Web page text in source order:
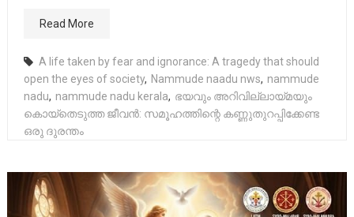
Read More
A life taken by fear and ignorance: A tragedy that should
open the eyes of society, Nammude naadu nws, nammude
nadu, nammude nadu kerala, ഭയവും അറിവില്ലായ്മയും
കൊയ്തെടുത്ത ജീവൻ: സമൂഹത്തിന്റെ കണ്ണുതുറപ്പിക്കേണ്ട
ഒരു ദുരന്തം